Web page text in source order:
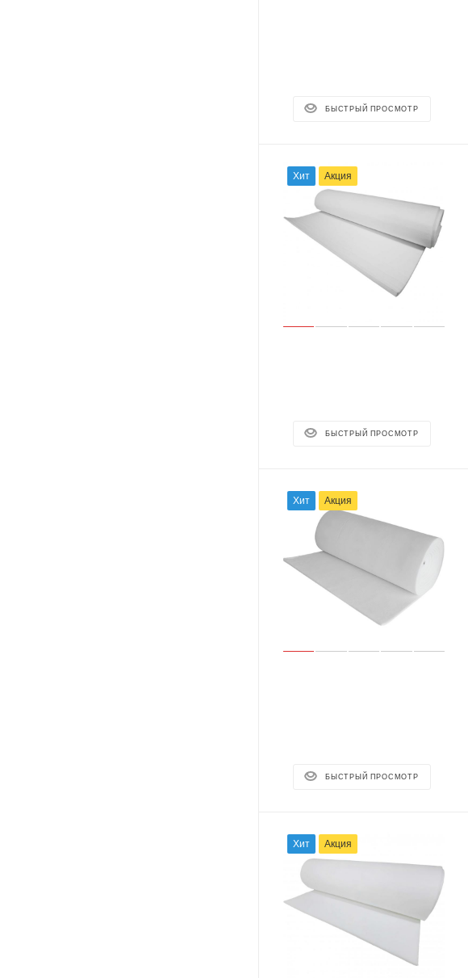
БЫСТРЫЙ ПРОСМОТР
Хит Акция
БЫСТРЫЙ ПРОСМОТР
Хит Акция
БЫСТРЫЙ ПРОСМОТР
Хит Акция